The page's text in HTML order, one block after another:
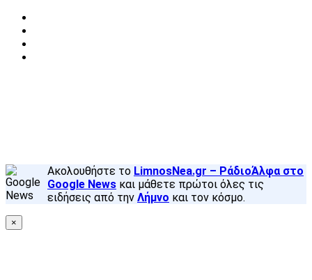
Ακολουθήστε το LimnosNea.gr – ΡάδιοΆλφα στο
Google News και μάθετε πρώτοι όλες τις
ειδήσεις από την Λήμνο και τον κόσμο.
×